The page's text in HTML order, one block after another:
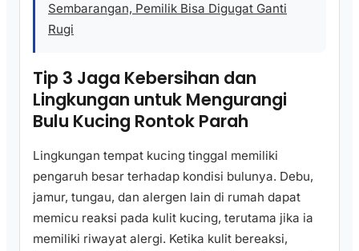
Sembarangan, Pemilik Bisa Digugat Ganti
Rugi
Tip 3 Jaga Kebersihan dan
Lingkungan untuk Mengurangi
Bulu Kucing Rontok Parah
Lingkungan tempat kucing tinggal memiliki
pengaruh besar terhadap kondisi bulunya. Debu,
jamur, tungau, dan alergen lain di rumah dapat
memicu reaksi pada kulit kucing, terutama jika ia
memiliki riwayat alergi. Ketika kulit bereaksi,